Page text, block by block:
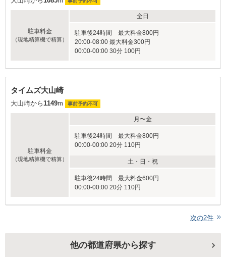
駐車料金
（現地精算機で精算）
全日
駐車後24時間 最大料金800円
20:00-08:00 最大料金300円
00:00-00:00 30分 100円
タイムズ大山崎
大山崎から1149m 事前予約不可
駐車料金
（現地精算機で精算）
月〜金
駐車後24時間 最大料金800円
00:00-00:00 20分 110円
土・日・祝
駐車後24時間 最大料金600円
00:00-00:00 20分 110円
次の2件
他の都道府県から探す